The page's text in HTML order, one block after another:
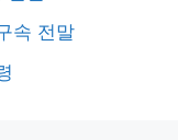
속 전말